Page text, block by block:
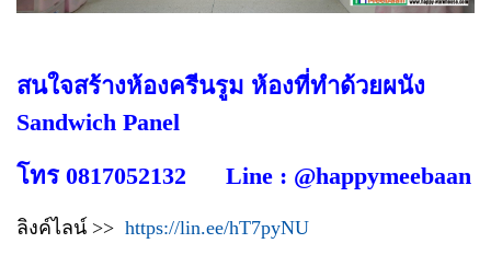
สนใจสร้างห้องครีนรูม ห้องที่ทำด้วยผนัง
Sandwich Panel
โทร 0817052132 Line : @happymeebaan
ลิงค์ไลน์ >> https://lin.ee/hT7pyNU